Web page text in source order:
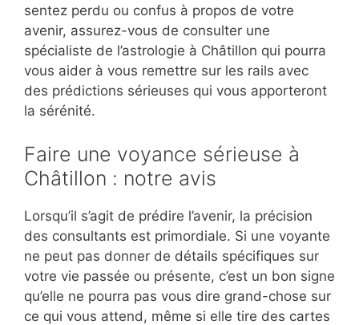
sentez perdu ou confus à propos de votre
avenir, assurez-vous de consulter une
spécialiste de l’astrologie à Châtillon qui pourra
vous aider à vous remettre sur les rails avec
des prédictions sérieuses qui vous apporteront
la sérénité.
Faire une voyance sérieuse à
Châtillon : notre avis
Lorsqu’il s’agit de prédire l’avenir, la précision
des consultants est primordiale. Si une voyante
ne peut pas donner de détails spécifiques sur
votre vie passée ou présente, c’est un bon signe
qu’elle ne pourra pas vous dire grand-chose sur
ce qui vous attend, même si elle tire des cartes